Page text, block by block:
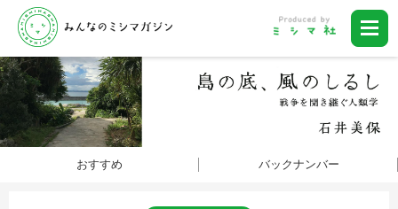
おすすめ バックナンバー